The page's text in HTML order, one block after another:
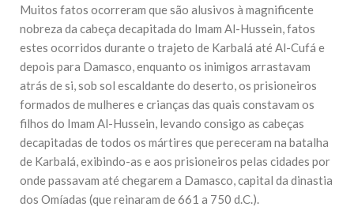
Muitos fatos ocorreram que são alusivos à magnificente
nobreza da cabeça decapitada do Imam Al-Hussein, fatos
estes ocorridos durante o trajeto de Karbalá até Al-Cufá e
depois para Damasco, enquanto os inimigos arrastavam
atrás de si, sob sol escaldante do deserto, os prisioneiros
formados de mulheres e crianças das quais constavam os
filhos do Imam Al-Hussein, levando consigo as cabeças
decapitadas de todos os mártires que pereceram na batalha
de Karbalá, exibindo-as e aos prisioneiros pelas cidades por
onde passavam até chegarem a Damasco, capital da dinastia
dos Omíadas (que reinaram de 661 a 750 d.C.).